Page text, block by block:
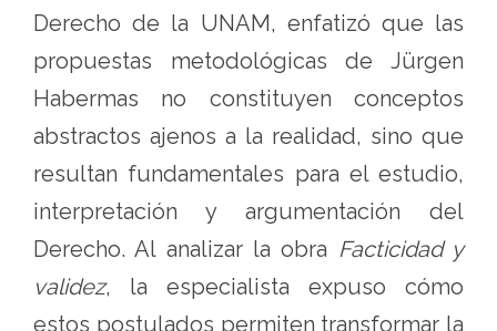
Derecho de la UNAM, enfatizó que las
propuestas metodológicas de Jürgen
Habermas no constituyen conceptos
abstractos ajenos a la realidad, sino que
resultan fundamentales para el estudio,
interpretación y argumentación del
Derecho. Al analizar la obra Facticidad y
validez, la especialista expuso cómo
estos postulados permiten transformar la